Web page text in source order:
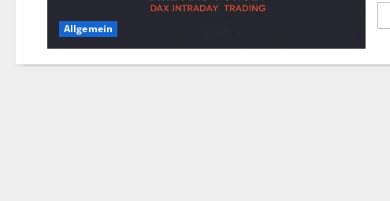
Allgemein